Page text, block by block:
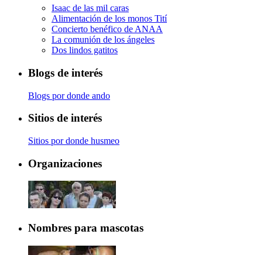
Isaac de las mil caras
Alimentación de los monos Tití
Concierto benéfico de ANAA
La comunión de los ángeles
Dos lindos gatitos
Blogs de interés
Blogs por donde ando
Sitios de interés
Sitios por donde husmeo
Organizaciones
Nombres para mascotas